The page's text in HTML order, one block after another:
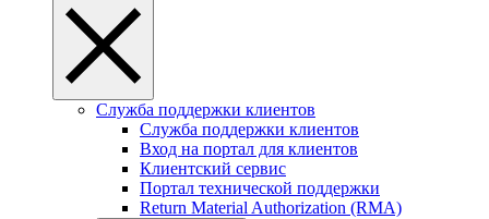
Служба поддержки клиентов
Служба поддержки клиентов
Вход на портал для клиентов
Клиентский сервис
Портал технической поддержки
Return Material Authorization (RMA)